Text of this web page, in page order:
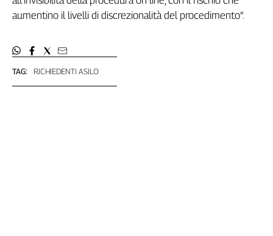
Cerca
Contatti
La
TAG: RICHIEDENTI ASILO
aumentino il livelli di discrezionalità del procedimento”.